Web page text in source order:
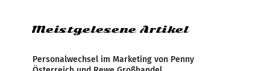
Meistgelesene Artikel
Personalwechsel im Marketing von Penny